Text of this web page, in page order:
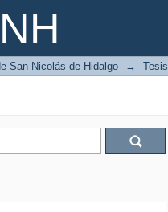
San Nicolás de Hidalgo → Tesis